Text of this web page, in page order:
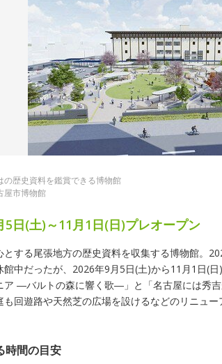
の歴史資料を鑑賞できる博物館
屋市博物館
5日(土)～11月1日(日)プレオープン
とする尾張地方の歴史資料を収集する博物館。
館中だったが、2026年9月5日(土)から11月1日(
ア ―バルトの森に響く歌―」と「名古屋には秀吉
も回遊路や天然芝の広場を設けるなどのリニュ
時間の目安